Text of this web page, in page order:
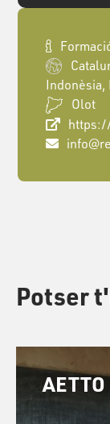
Indonèsia,
Olot
Potser
AETTO